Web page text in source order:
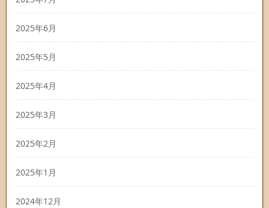
2025年6月
2025年5月
2025年4月
2025年3月
2025年2月
2025年1月
2024年12月